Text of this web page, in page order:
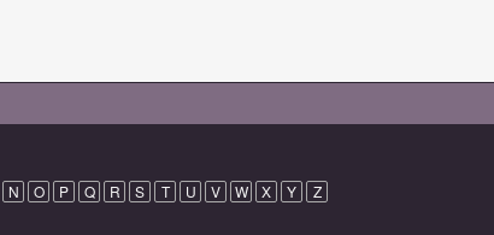
N O P Q R S T U V W X Y Z